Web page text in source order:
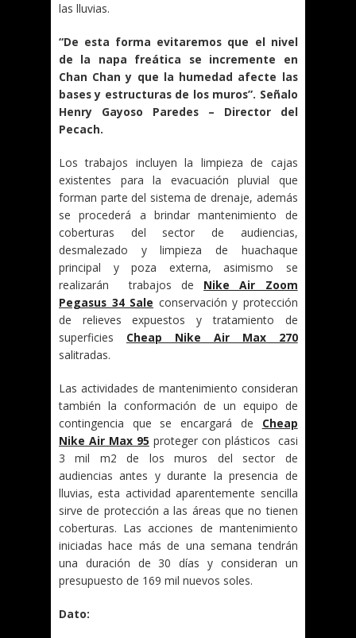
las lluvias.
“De esta forma evitaremos que el nivel
de la napa freática se incremente en
Chan Chan y que la humedad afecte las
bases y estructuras de los muros”. Señalo
Henry Gayoso Paredes – Director del
Pecach.
Los trabajos incluyen la limpieza de cajas
existentes para la evacuación pluvial que
forman parte del sistema de drenaje, además
se procederá a brindar mantenimiento de
coberturas del sector de audiencias,
desmalezado y limpieza de huachaque
principal y poza externa, asimismo se
realizarán trabajos de Nike Air Zoom
Pegasus 34 Sale conservación y protección
de relieves expuestos y tratamiento de
superficies Cheap Nike Air Max 270
salitradas.
Las actividades de mantenimiento consideran
también la conformación de un equipo de
contingencia que se encargará de Cheap
Nike Air Max 95 proteger con plásticos casi
3 mil m2 de los muros del sector de
audiencias antes y durante la presencia de
lluvias, esta actividad aparentemente sencilla
sirve de protección a las áreas que no tienen
coberturas. Las acciones de mantenimiento
iniciadas hace más de una semana tendrán
una duración de 30 días y consideran un
presupuesto de 169 mil nuevos soles.
Dato: